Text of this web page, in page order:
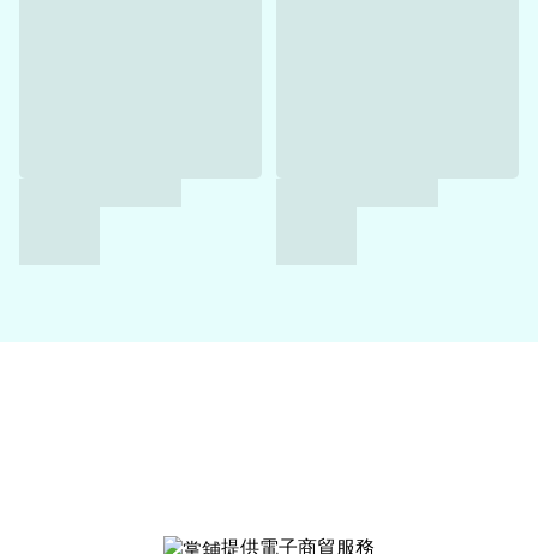
提供電子商貿服務